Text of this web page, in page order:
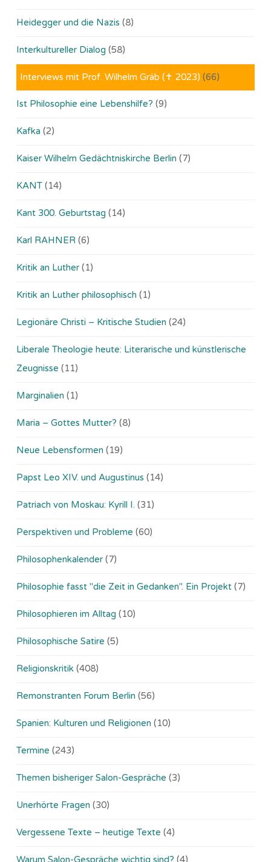
Heidegger und die Nazis (8)
Interkultureller Dialog (58)
Interviews mit Prof. Wilhelm Gräb (✝ 2023) (66)
Ist Philosophie eine Lebenshilfe? (9)
Kafka (2)
Kaiser Wilhelm Gedächtniskirche Berlin (7)
KANT (14)
Kant 300. Geburtstag (14)
Karl RAHNER (6)
Kritik an Luther (1)
Kritik an Luther philosophisch (1)
Legionäre Christi – Kritische Studien (24)
Liberale Theologie heute: Literarische und künstlerische
Zeugnisse (11)
Marginalien (1)
Maria – Gottes Mutter? (8)
Neue Lebensformen (19)
Papst Leo XIV. und Augustinus (14)
Patriach von Moskau: Kyrill I. (31)
Perspektiven und Probleme (60)
Philosophenkalender (7)
Philosophie fasst "die Zeit in Gedanken". Ein Projekt (7)
Philosophieren im Alltag (10)
Philosophische Satire (5)
Religionskritik (408)
Remonstranten Forum Berlin (56)
Spanien: Kulturen und Religionen (10)
Termine (243)
Themen bisheriger Salon-Gespräche (3)
Unerhörte Fragen (30)
Vergessene Texte – heutige Texte (4)
Warum Salon-Gespräche wichtig sind? (4)